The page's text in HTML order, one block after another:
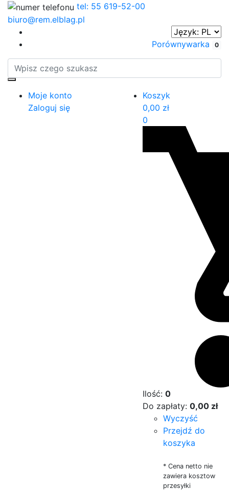
tel: 55 619-52-00
biuro@rem.elblag.pl
Porównywarka 0
Moje konto
Zaloguj się
Koszyk
0,00 zł
0
Ilość: 0
Do zapłaty: 0,00 zł
Wyczyść
Przejdź do
koszyka
* Cena netto nie
zawiera kosztow
przesyłki